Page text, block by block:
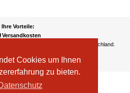
Cookies um Ihnen
zu bieten.
Ihre Vorteile:
Versandkosten
Bestellwert nach Österreich und Deutschland.
PayPal, Sofortüberweisung